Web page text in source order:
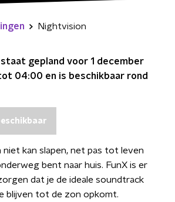
Nightvision
gepland voor 1 december
04:00 en is beschikbaar rond
kan slapen, net pas tot leven
bent naar huis. FunX is er
dat je de ideale soundtrack
blijven tot de zon opkomt.